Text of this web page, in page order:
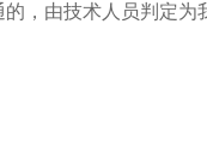
，由技术人员判定为